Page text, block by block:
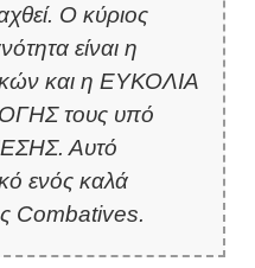
Ο κύριος
είναι η
και η ΕΥΚΟΛΙΑ
τους υπό
Αυτό
ενός καλά
Combatives.